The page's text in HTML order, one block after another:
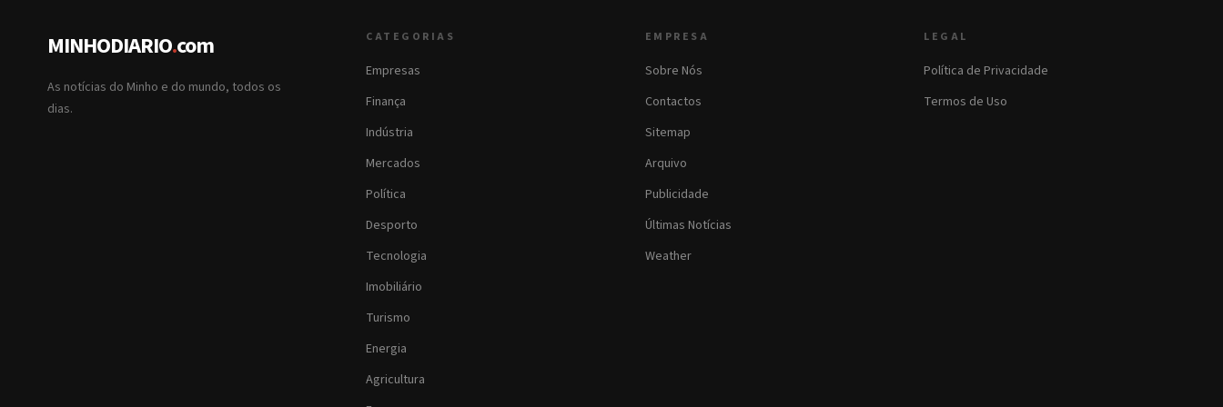
MINHODIARIO.com
As notícias do Minho e do mundo, todos os
dias.
CATEGORIAS
Empresas
Finança
Indústria
Mercados
Política
Desporto
Tecnologia
Imobiliário
Turismo
Energia
Agricultura
EMPRESA
Sobre Nós
Contactos
Sitemap
Arquivo
Publicidade
Últimas Notícias
Weather
LEGAL
Política de Privacidade
Termos de Uso